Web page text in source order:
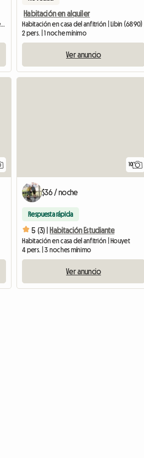
Habitación en casa del anfitrión | Daverdisse (6929)
Habitación en alquiler
Habitación en casa del anfitrión | Libin (6890)
2 pers. | 1 noche mínimo
Ver anuncio
10
$36 / noche
Respuesta rápida
5 (3) | Habitación Estudiante
Habitación en casa del anfitrión | Houyet
4 pers. | 3 noches mínimo
Ver anuncio